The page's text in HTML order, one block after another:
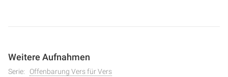
Weitere Aufnahmen
Serie: Offenbarung Vers für Vers